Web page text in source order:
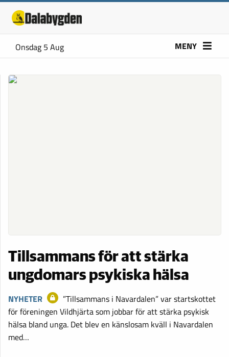
Onsdag 5 Aug MENY
Tillsammans för att stärka
ungdomars psykiska hälsa
NYHETER
”Tillsammans i Navardalen” var startskottet
för föreningen Vildhjärta som jobbar för att stärka psykisk
hälsa bland unga. Det blev en känslosam kväll i Navardalen
med…